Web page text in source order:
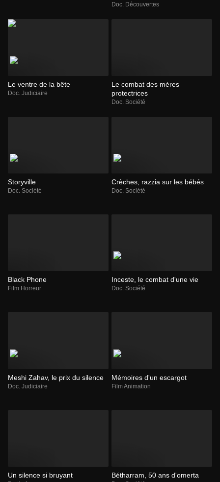
Doc. Découvertes
Le ventre de la bête
Doc. Judiciaire
Le combat des mères
protectrices
Doc. Société
Storyville
Doc. Société
Crèches, razzia sur les bébés
Doc. Société
Black Phone
Film Horreur
Inceste, le combat d'une vie
Doc. Société
Meshi Zahav, le prix du silence
Doc. Judiciaire
Mémoires d'un escargot
Film Animation
Un silence si bruyant Bétharram, 50 ans d'omerta